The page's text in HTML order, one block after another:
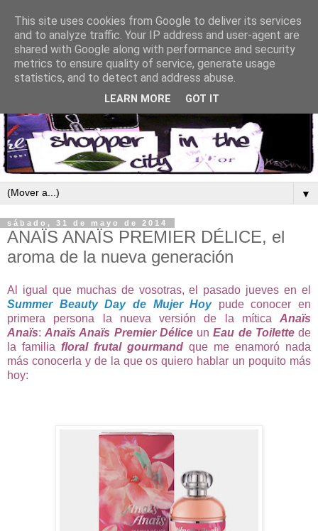
▼
sábado, 31 de mayo de 2014
ANAÏS ANAÏS PREMIER DÉLICE, el
aroma de la nueva generación
Al igual que muchas de vosotras, el pasado jueves en el
Summer Beauty Day de Mujer Hoypude conocer en
primera persona la nueva versión de la mítica Anaïs
Anaïs:Anaïs Anaïs Premier Délice unEau de Toilettede
la familia floral frutal gourmand que me enamoró nada
más conocerla y de la que os quiero hablar un poquito más
hoy:
This site uses cookies from Google to deliver its services
and to analyze traffic. Your IP address and user-agent are
shared with Google along with performance and security
metrics to ensure quality of service, generate usage
statistics, and to detect and address abuse.
LEARN MORE GOT IT